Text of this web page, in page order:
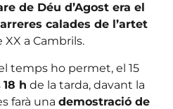
de Déu d’Agost era el
calades de l’artet
a Cambrils.
temps ho permet, el 15
18 h de la tarda, davant la
farà una demostració de